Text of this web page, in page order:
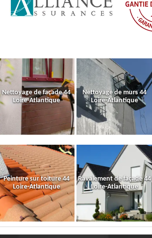
Nettoyage de façade 44
Loire-Atlantique
Nettoyage de murs 44
Loire-Atlantique
Peinture sur toiture 44
Loire-Atlantique
Ravalement de façade 44
Loire-Atlantique